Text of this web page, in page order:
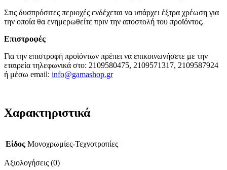
Στις δυσπρόσιτες περιοχές ενδέχεται να υπάρχει έξτρα χρέωση για
την οποία θα ενημερωθείτε πριν την αποστολή του προϊόντος.
Επιστροφές
Για την επιστροφή προϊόντων πρέπει να επικοινωνήσετε με την
εταιρεία τηλεφωνικά στο: 2109580475, 2109571317, 2109587924
ή μέσω email: info@gamashop.gr
Χαρακτηριστικά
Είδος Μονοχρωμίες-Τεχνοτροπίες
Αξιολογήσεις (0)